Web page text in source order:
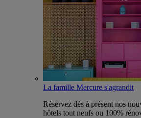
La famille Mercure s'agrandit
Réservez dès à présent nos
hôtels tout neufs ou 100%